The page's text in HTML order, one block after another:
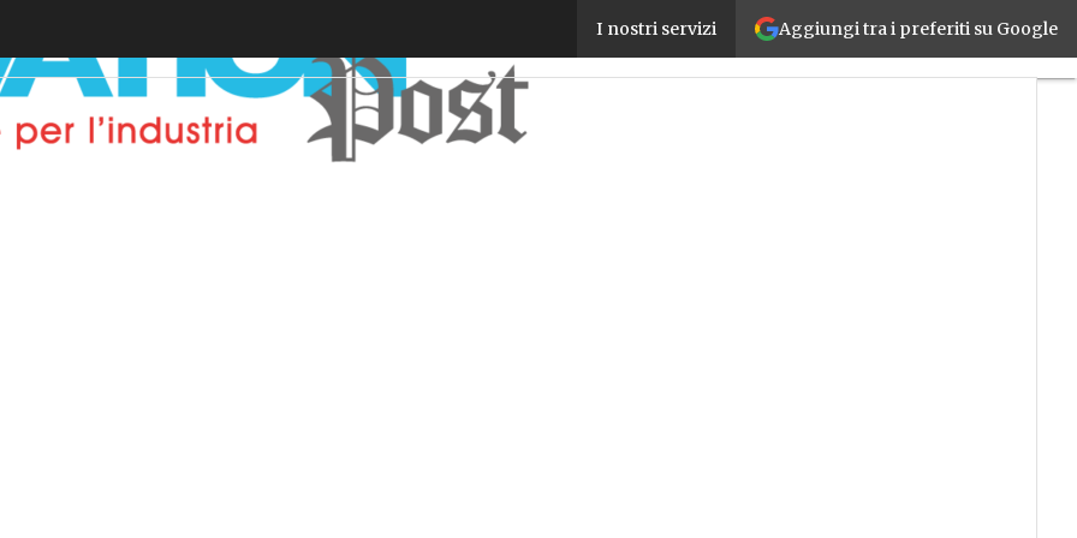
Aggiungi tra i preferiti su Google
I nostri servizi
Una piattaforma europea per la digitalizzazione